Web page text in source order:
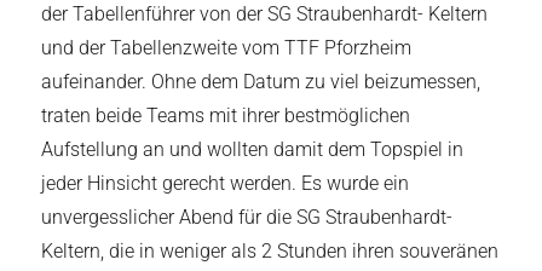
der Tabellenführer von der SG Straubenhardt- Keltern
und der Tabellenzweite vom TTF Pforzheim
aufeinander. Ohne dem Datum zu viel beizumessen,
traten beide Teams mit ihrer bestmöglichen
Aufstellung an und wollten damit dem Topspiel in
jeder Hinsicht gerecht werden. Es wurde ein
unvergesslicher Abend für die SG Straubenhardt-
Keltern, die in weniger als 2 Stunden ihren souveränen